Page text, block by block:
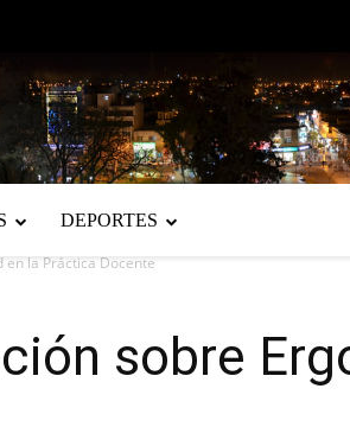
DEPORTES
en la Práctica Docente
sobre